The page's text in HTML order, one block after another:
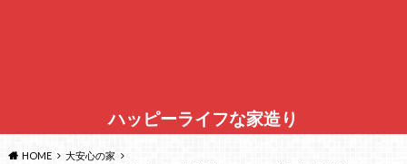
ハッピーライフな家造り
HOME
大安心の家